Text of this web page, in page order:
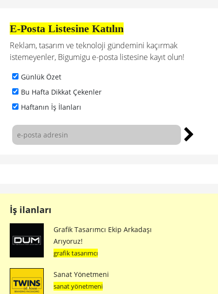
E-Posta Listesine Katılın
Reklam, tasarım ve teknoloji gündemini kaçırmak
istemeyenler, Bigumigu e-posta listesine kayıt olun!
Günlük Özet
Bu Hafta Dikkat Çekenler
Haftanın İş İlanları
İş ilanları
Grafik Tasarımcı Ekip Arkadaşı
Arıyoruz!
grafik tasarımcı
Sanat Yönetmeni
sanat yönetmeni